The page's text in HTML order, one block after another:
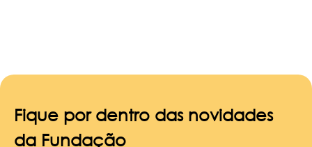
Fique por dentro das novidades
da Fundação